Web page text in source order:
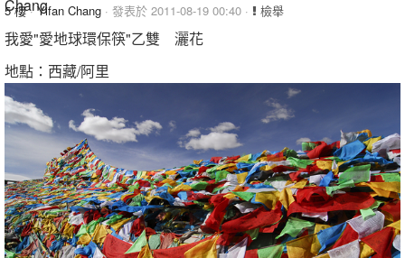
5 樓·Yifan Chang · 發表於 2011-08-19 00:40 · 檢舉
我愛"愛地球環保筷"乙雙 灑花
地點：西藏/阿里